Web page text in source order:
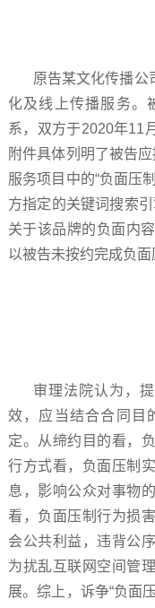
原告某文化传播公
化及线上传播服务。
系，双方于2020年11
附件具体列明了被告
服务项目中的“负面压
方指定的关键词搜索
关于该品牌的负面内
以被告未按约完成负面
审理法院认为，
效，应当结合合同目
定。从缔约目的看，
行方式看，负面压制
息，影响公众对事物
看，负面压制行为损
会公共利益，违背公
为扰乱互联网空间管
展。综上，诉争“负面